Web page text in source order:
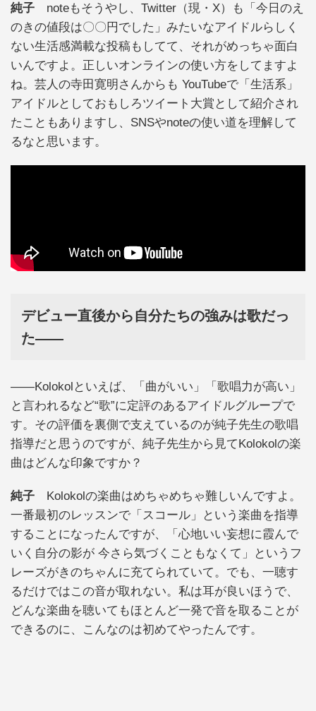
純子 noteもそうやし、Twitter（現・X）も「今日のえ
のきの値段は〇〇円でした」みたいなアイドルらしく
ない生活感満載な投稿もしてて、それがめっちゃ面白
いんですよ。正しいオンラインの使い方をしてますよ
ね。芸人の寺田寛明さんからも YouTubeで「生活系」
アイドルとしておもしろツイート大賞として紹介され
たこともありますし、SNSやnoteの使い道を理解して
るなと思います。
デビュー直後から自分たちの強みは歌だっ
た——
——Kolokolといえば、「曲がいい」「歌唱力が高い」
と言われるなど“歌”に定評のあるアイドルグループで
す。その評価を裏側で支えているのが純子先生の歌唱
指導だと思うのですが、純子先生から見てKolokolの楽
曲はどんな印象ですか？
純子 Kolokolの楽曲はめちゃめちゃ難しいんですよ。
一番最初のレッスンで「スコール」という楽曲を指導
することになったんですが、「心地いい妄想に霞んで
いく自分の影が 今さら気づくこともなくて」というフ
レーズがきのちゃんに充てられていて。でも、一聴す
るだけではこの音が取れない。私は耳が良いほうで、
どんな楽曲を聴いてもほとんど一発で音を取ることが
できるのに、こんなのは初めてやったんです。